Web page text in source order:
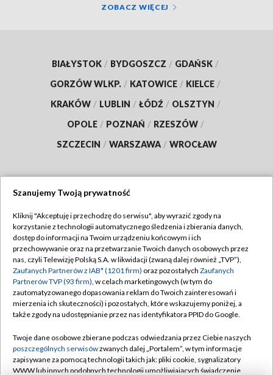
ZOBACZ WIĘCEJ
BIAŁYSTOK / BYDGOSZCZ / GDAŃSK /
GORZÓW WLKP. / KATOWICE / KIELCE /
KRAKÓW / LUBLIN / ŁÓDŹ / OLSZTYN /
OPOLE / POZNAŃ / RZESZÓW /
SZCZECIN / WARSZAWA / WROCŁAW
TVP
Abonament TVP
Emisja w TVP
Centrum informacji TVP
Naziemna Telewizja Cyfrowa
Rada Programowa
System NOS
Regulamin TVP
Polityka prywatności
Moje zgody
Pomoc
Kontakt
Szanujemy Twoją prywatność
Kliknij "Akceptuję i przechodzę do serwisu", aby wyrazić zgody na
korzystanie z technologii automatycznego śledzenia i zbierania danych,
dostęp do informacji na Twoim urządzeniu końcowym i ich
przechowywanie oraz na przetwarzanie Twoich danych osobowych przez
nas, czyli Telewizję Polską S.A. w likwidacji (zwaną dalej również „TVP”),
Zaufanych Partnerów z IAB* (1201 firm) oraz pozostałych Zaufanych
Partnerów TVP (93 firm), w celach marketingowych (w tym do
zautomatyzowanego dopasowania reklam do Twoich zainteresowań i
mierzenia ich skuteczności) i pozostałych, które wskazujemy poniżej, a
także zgody na udostępnianie przez nas identyfikatora PPID do Google.
Twoje dane osobowe zbierane podczas odwiedzania przez Ciebie naszych
poszczególnych serwisówzwanych dalej „Portalem”, w tym informacje
zapisywane za pomocą technologii takich jak: pliki cookie, sygnalizatory
WWW lub innych podobnych technologii umożliwiających świadczenie